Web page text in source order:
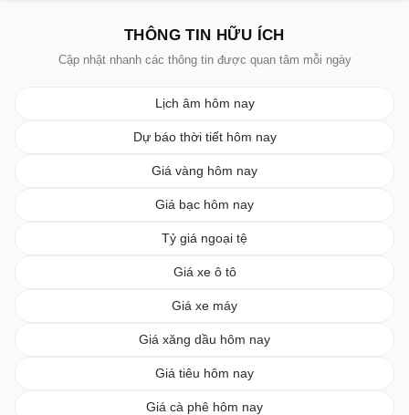
THÔNG TIN HỮU ÍCH
Cập nhật nhanh các thông tin được quan tâm mỗi ngày
Lịch âm hôm nay
Dự báo thời tiết hôm nay
Giá vàng hôm nay
Giá bạc hôm nay
Tỷ giá ngoại tệ
Giá xe ô tô
Giá xe máy
Giá xăng dầu hôm nay
Giá tiêu hôm nay
Giá cà phê hôm nay